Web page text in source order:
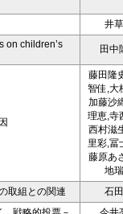
井
on children’s
田中
藤田隆
智佳,大
加藤沙
理恵,寺
西村滋
里彩,冨
藤原あ
地
取組との関連
石